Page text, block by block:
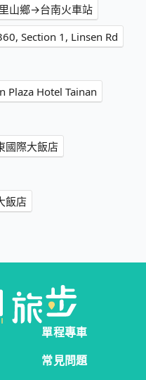
山鄉→台南火車站
Section 1, Linsen Rd
Plaza Hotel Tainan
國際大飯店
飯店
單程專車
常見問題